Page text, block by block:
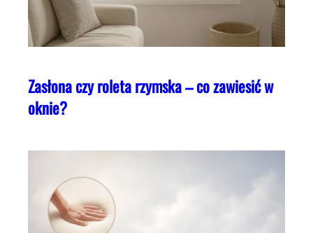
Zasłona czy roleta rzymska – co zawiesić w
oknie?